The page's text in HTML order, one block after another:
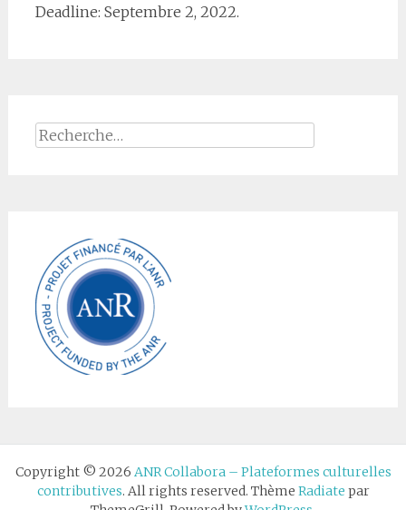
Deadline: Septembre 2, 2022.
Rechercher :
Copyright © 2026 ANR Collabora – Plateformes culturelles
contributives. All rights reserved. Thème Radiate par